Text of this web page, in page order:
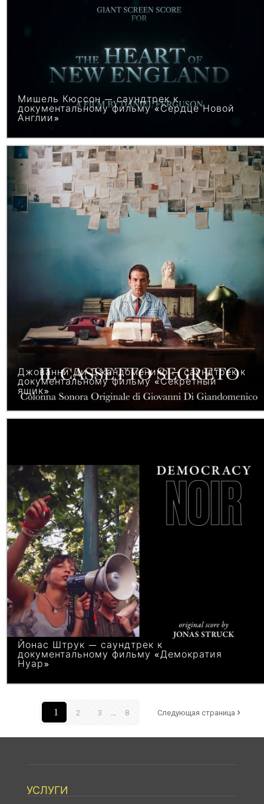
Мишель Кюссон — саундтрек к
документальному фильму «Сердце Новой
Англии»
Джованни Ди Джандоменико — саундтрек к
документальному фильму «Секретный
ящик»
Йонас Штрук — саундтрек к
документальному фильму «Демократия
Нуар»
1 2 3 ... 8 Следующая страница
УСЛУГИ